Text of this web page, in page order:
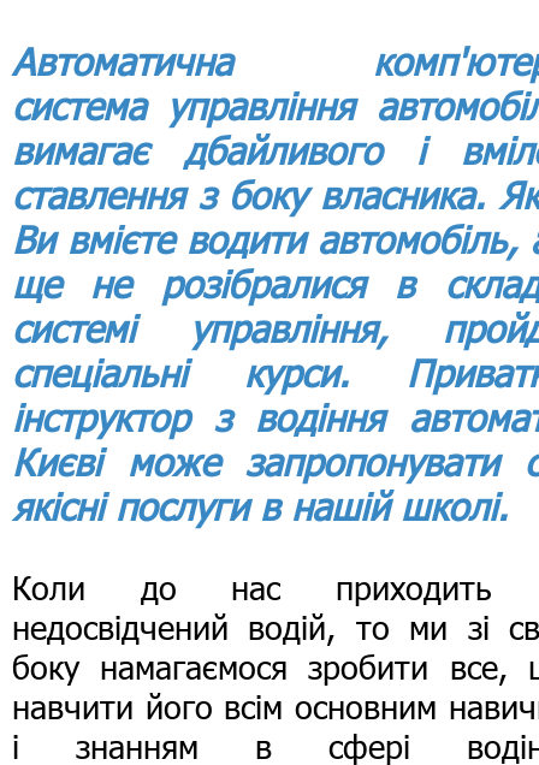
Автоматична
система управління
вимагає дбайливого і
ставлення з боку власника.
Ви вмієте водити автомобіль,
ще не розібралися в
системі управління,
спеціальні курси.
інструктор з водіння
Києві може запропонувати
якісні послуги в нашій школі.
Коли до нас приходить
недосвідчений водій, то ми зі
боку намагаємося зробити все,
навчити його всім основним
і знанням в сфері